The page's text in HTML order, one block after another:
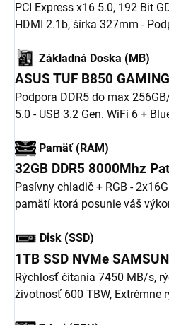
PCI Express x16 5.0, 192 Bit
HDMI 2.1b, šírka 327mm -
Základná Doska (MB)
ASUS TUF B850
Podpora DDR5 do max
5.0 - USB 3.2 Gen. WiFi 6 +
Pamäť (RAM)
32GB DDR5 8000Mhz
Pasívny chladič + RGB -
pamätí ktorá posunie váš
Disk (SSD)
1TB SSD NVMe
Rýchlosť čítania 7450 MB/s,
životnosť 600 TBW, Extrémne